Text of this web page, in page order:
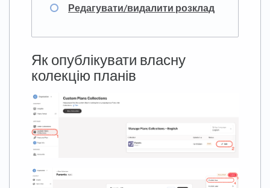
Редагувати/видалити розклад
Як опублікувати власну
колекцію планів